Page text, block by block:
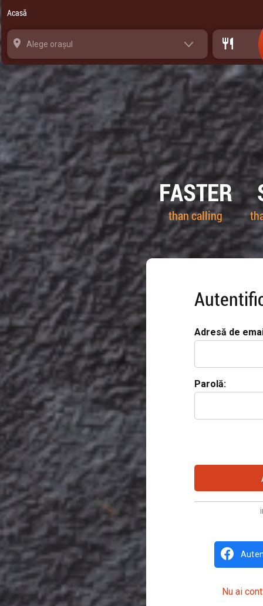
Acasă
Alege orașul
FASTER
than calling
Adresă de
Parolă:
Nu ai